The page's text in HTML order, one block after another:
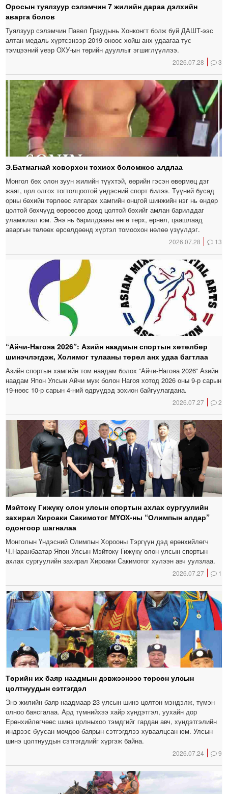
Оросын туялзуур сэлэмчин 7 жилийн дараа дэлхийн
аварга болов
Туялзуур сэлэмчин Павел Граудынь Хонконгт болж буй ДАШТ-ээс
алтан медаль хүртсэнээр 2019 оноос хойш анх удаагаа тус
тэмцээний үеэр ОХУ-ын төрийн дууллыг эгшиглүүллээ.
2026.07.28 3
Э.Батмагнай ховорхон тохиох боломжоо алдлаа
Монгол бөх олон зуун жилийн түүхтэй, өөрийн гэсэн өвөрмөц дэг
жаяг, цол олгох тогтолцоотой үндэсний спорт билээ. Түүний бусад
орны бөхийн төрлөөс ялгарах хамгийн онцгой шинжийн нэг нь өндөр
цолтой бөхчүүд өөрөөсөө доод цолтой бөхийг амлан барилддаг
уламжлал юм. Энэ нь барилдааны өнгө төрх, өрнөл, цаашлаад
аваргын төлөөх өрсөлдөөнд хүртэл томоохон нөлөө үзүүлдэг.
2026.07.28 13
“Айчи-Нагояа 2026”: Азийн наадмын спортын хөтөлбөр
шинэчлэгдэж, Холимог тулааны төрөл анх удаа багтлаа
Азийн спортын хамгийн том наадам болох “Айчи-Нагояа 2026” Азийн
наадам Япон Улсын Айчи муж болон Нагоя хотод 2026 оны 9-р сарын
19-нөөс 10-р сарын 4-ний өдрүүдэд зохион байгуулагдана.
2026.07.27 2
Мэйтокү Гижүкү олон улсын спортын ахлах сургуулийн
захирал Хироаки Сакимотог МҮОХ-ны “Олимпын алдар”
одонгоор шагналаа
Монголын Үндэсний Олимпын Хорооны Тэргүүн дэд ерөнхийлөгч
Ч.Наранбаатар Япон Улсын Мэйтокү Гижүкү олон улсын спортын
ахлах сургуулийн захирал Хироаки Сакимотог хүлээн авч уулзлаа.
2026.07.27 1
Төрийн их баяр наадмын дэвжээнээс төрсөн улсын
цолтнуудын сэтгэгдэл
Энэ жилийн баяр наадмаар 23 улсын шинэ цолтон мэндэлж, түмэн
олноо баясгалаа. Ард түмнийхээ хайр хүндэтгэл, уухайн дор
Ерөнхийлөгчөөс шинэ цолныхоо тэмдгийг гардан авч, хүндэтгэлийн
индрээс буусан мөчдөө баярын сэтгэгдлээ хуваалцсан юм. Улсын
шинэ цолтнуудын сэтгэгдлийг хүргэж байна.
2026.07.24 9